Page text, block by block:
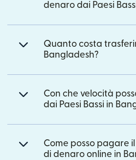
denaro dai Paesi
Quanto costa
Bangladesh?
Con che velocità
dai Paesi Bassi in
Come posso pagare
di denaro online in